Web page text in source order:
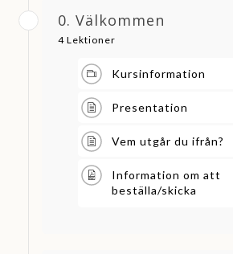
0. Välkommen
4 Lektioner
Kursinformation
Presentation
Vem utgår du ifrån?
Information om att
beställa/skicka